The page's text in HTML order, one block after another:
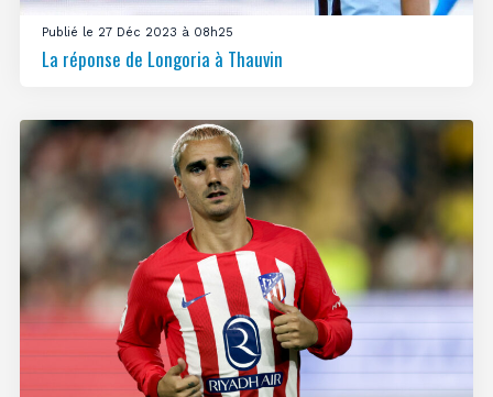
Publié le 27 Déc 2023 à 08h25
La réponse de Longoria à Thauvin